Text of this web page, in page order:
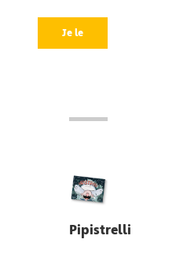
Je le
Pipistrelli